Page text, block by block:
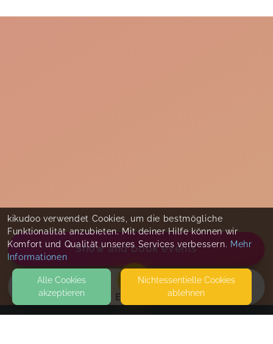
EVENTS
Show and book events
kikudoo verwendet Cookies, um die bestmögliche
Funktionalität anzubieten. Mit deiner Hilfe können wir
Komfort und Qualität unseres Services verbessern. Mehr
Informationen
Alle Cookies
akzeptieren
Nicht­essentielle Cookies
ablehnen